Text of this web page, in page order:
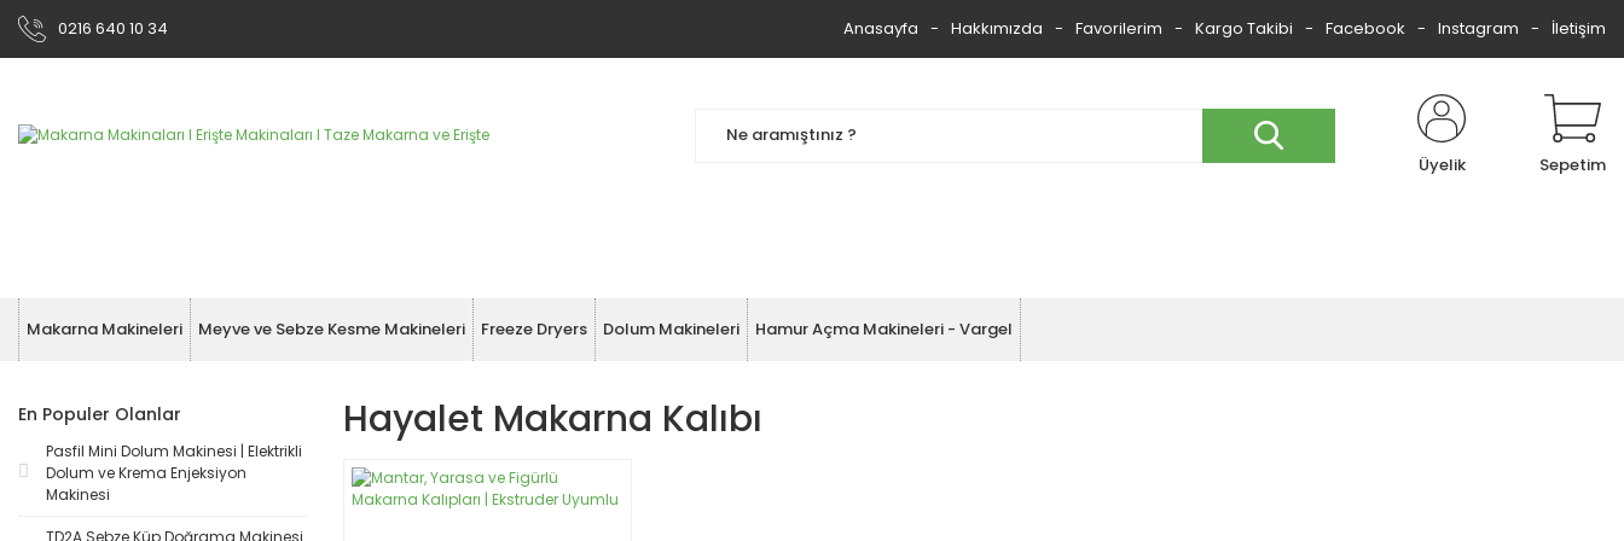
0216 640 10 34 Anasayfa Hakkımızda Favorilerim Kargo Takibi Facebook Instagram İletişim
Üyelik Sepetim
Makarna Makineleri Meyve ve Sebze Kesme Makineleri Freeze Dryers Dolum Makineleri Hamur Açma Makineleri - Vargel
En Populer Olanlar
Pasfil Mini Dolum Makinesi | Elektrikli
Dolum ve Krema Enjeksiyon
Makinesi
TD2A Sebze Küp Doğrama Makinesi
Hayalet Makarna Kalıbı